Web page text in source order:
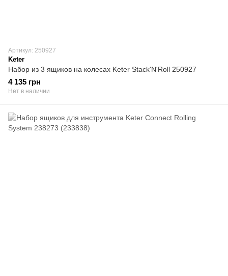
Артикул: 250927
Keter
Набор из 3 ящиков на колесах Keter Stack'N'Roll 250927
4 135 грн
Нет в наличии